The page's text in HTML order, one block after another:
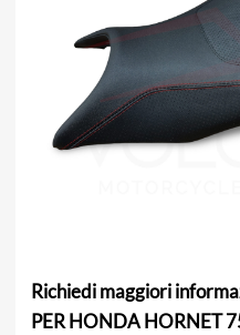
Richiedi maggiori
PER HONDA HORNET